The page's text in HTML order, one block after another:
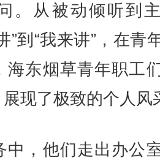
。从被动倾听到
”到“我来讲”，在青
海东烟草青年职工
现了极致的个人风
，他们走出办公